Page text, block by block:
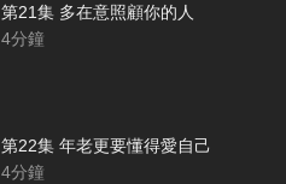
第21集 多在意照顧你的人
4分鐘
第22集 年老更要懂得愛自己
4分鐘